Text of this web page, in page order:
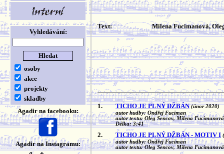
Vyhledávání:
osoby
akce
projekty
skladby
Agadir na facebooku:
Agadir na Instagramu:
Text: Milena Fucimanová,
1. TICHO JE PLNÝ DŽBÁN (únor 2020)
autor hudby: Ondřej Fuciman
autor textu: Oleg Sencov, Milena Fucimanová
Délka: 3:41
2. TICHO JE PLNÝ DŽBÁN - MOTIV I
autor hudby: Ondřej Fuciman
autor textu: Oleg Sencov, Milena Fucimanová